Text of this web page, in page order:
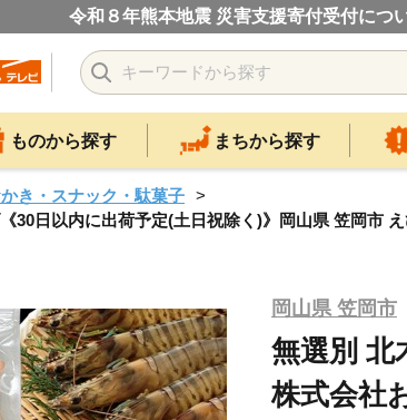
令和８年熊本地震 災害支援寄付受付につ
ものから探す まちから探す
き・スナック・駄菓子
30日以内に出荷予定(土日祝除く)》岡山県 笠岡市
岡山県 笠岡市
無選別 北
株式会社